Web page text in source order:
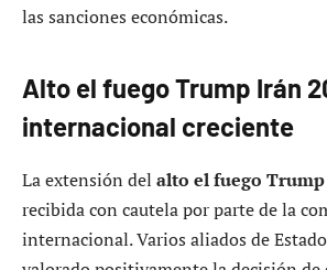
las sanciones económicas.
Alto el fuego Trump Irán
internacional creciente
La extensión del alto el fuego
recibida con cautela por parte de la
internacional. Varios aliados de